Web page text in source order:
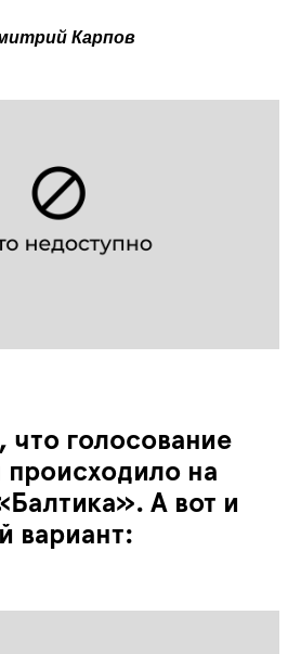
Карпов
что голосование
происходило на
А вот и
вариант: